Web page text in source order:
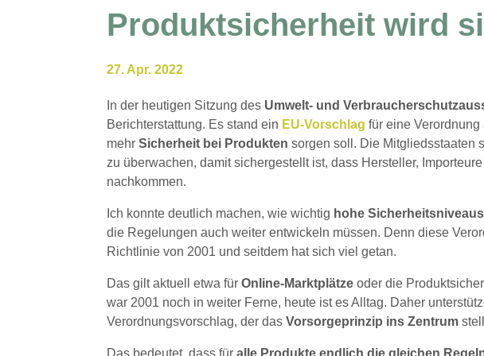
Produktsicherheit wird
27. Apr. 2022
In der heutigen Sitzung des Umwelt- und
Berichterstattung. Es stand ein EU-Vorschlag für eine
mehrSicherheit bei Produkten sorgen soll. Die Mitgliedsstaaten
zu überwachen, damit sichergestellt ist, dass Hersteller,
nachkommen.
Ich konnte deutlich machen, wie wichtig hohe Sicherheitsniveaus
die Regelungen auch weiter entwickeln müssen. Denn diese
Richtlinie von 2001 und seitdem hat sich viel getan.
Das gilt aktuell etwa fürOnline-Marktplätze oder die
war 2001 noch in weiter Ferne, heute ist es Alltag. Daher
Verordnungsvorschlag, der dasVorsorgeprinzip ins Zentrum
Das bedeutet, dass füralle Produkte endlich die gleichen